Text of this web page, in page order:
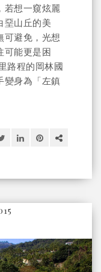
若想一窺炫麗
堊山丘的美
可避免，光想
可能更是困
路程的岡林國
變身為「左鎮